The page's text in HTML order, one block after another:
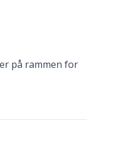
på rammen for